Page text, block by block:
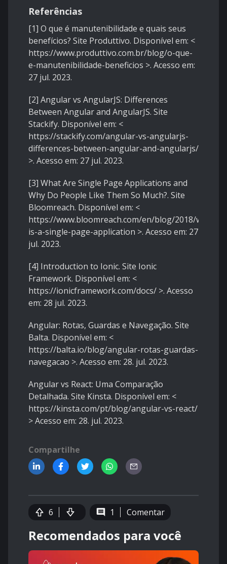
Referências
[1] O que é manutenibilidade e quais seus
benefícios? Site Produttivo. Disponível em: <
https://www.produttivo.com.br/blog/o-que-
e-manutenibilidade-beneficios >. Acesso em:
27 jul. 2023.
[2] Angular vs AngularJS: Differences
Between Angular and AngularJS. Site
Stackify. Disponível em: <
https://stackify.com/angular-vs-angularjs-
differences-between-angular-and-angularjs/
>. Acesso em: 27 jul. 2023.
[3] What Are Single Page Applications and
Why Do People Like Them So Much?. Site
Bloomreach. Disponível em: <
https://www.bloomreach.com/en/blog/2018/what-
is-a-single-page-application >. Acesso em: 27
jul. 2023.
[4] Introduction to Ionic. Site Ionic
Framework. Disponível em: <
https://ionicframework.com/docs/ >. Acesso
em: 28 jul. 2023.
Angular: Rotas, Guardas e Navegação. Site
Balta. Disponível em: <
https://balta.io/blog/angular-rotas-guardas-
navegacao >. Acesso em: 28. jul. 2023.
Angular vs React: Uma Comparação
Detalhada. Site Kinsta. Disponível em: <
https://kinsta.com/pt/blog/angular-vs-react/
> Acesso em: 28. jul. 2023.
Compartilhe
6 1 Comentar
Recomendados para você